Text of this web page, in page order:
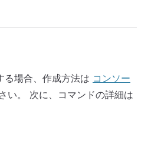
る場合、作成方法は コンソー
い。 次に、コマンドの詳細は